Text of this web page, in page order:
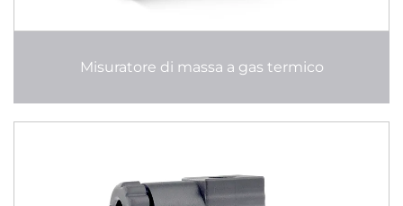
Misuratore di massa a gas termico